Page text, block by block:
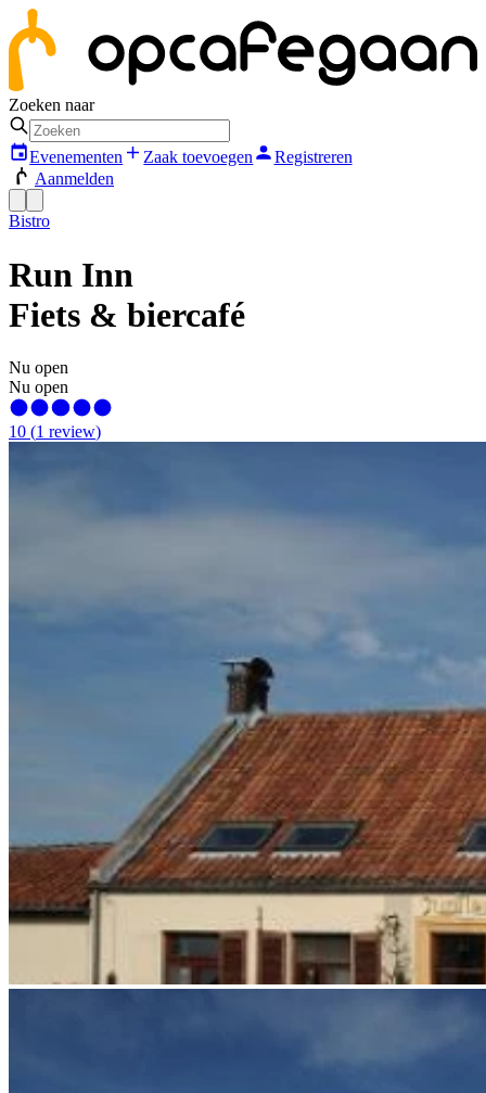
Zoeken naar
Evenementen Zaak toevoegen
Registreren
Aanmelden
Bistro
Run Inn
Fiets & biercafé
Nu open
Nu open
10 (1 review)